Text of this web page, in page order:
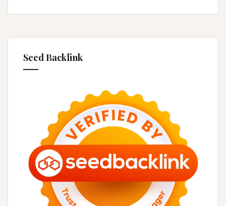
Seed Backlink